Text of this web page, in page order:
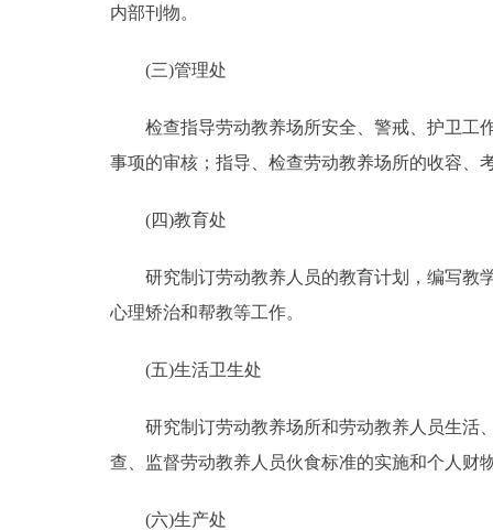
内部刊物。
(三)管理处
检查指导劳动教养场所安全、警戒、护卫工作
事项的审核；指导、检查劳动教养场所的收容、
(四)教育处
研究制订劳动教养人员的教育计划，编写教学
心理矫治和帮教等工作。
(五)生活卫生处
研究制订劳动教养场所和劳动教养人员生活、
查、监督劳动教养人员伙食标准的实施和个人财
(六)生产处